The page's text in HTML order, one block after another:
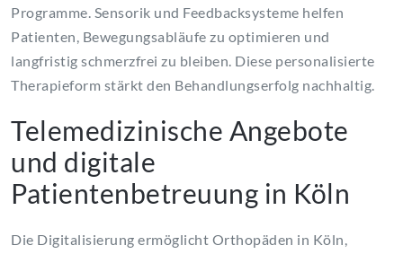
Programme. Sensorik und Feedbacksysteme helfen
Patienten, Bewegungsabläufe zu optimieren und
langfristig schmerzfrei zu bleiben. Diese personalisierte
Therapieform stärkt den Behandlungserfolg nachhaltig.
Telemedizinische Angebote
und digitale
Patientenbetreuung in Köln
Die Digitalisierung ermöglicht Orthopäden in Köln,